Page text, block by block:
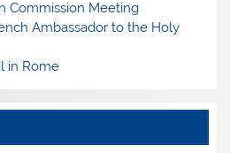
Commission Meeting
Ambassador to the Holy
in Rome